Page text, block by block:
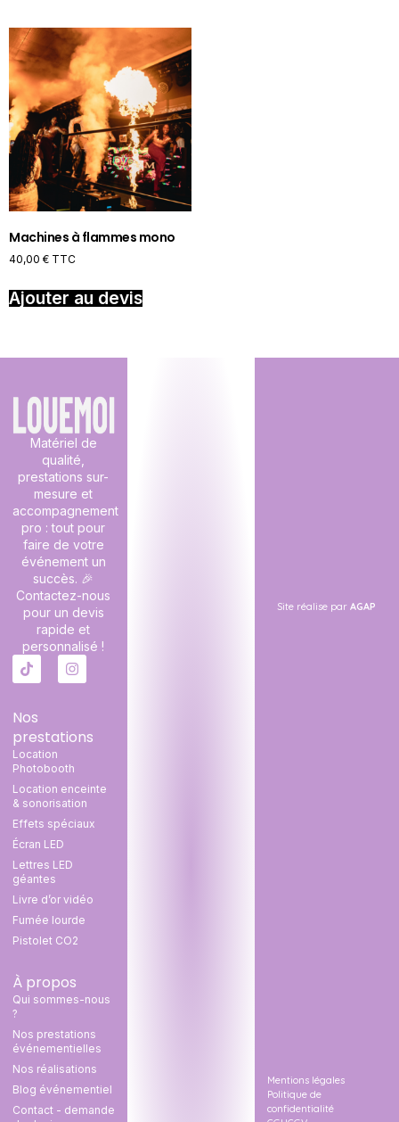
Machines à flammes mono
40,00 € TTC
Ajouter au devis
Matériel de
qualité,
prestations sur-
mesure et
accompagnement
pro : tout pour
faire de votre
événement un
succès. 🎉
Contactez-nous
pour un devis
rapide et
personnalisé !
Nos
prestations
Location
Photobooth
Location enceinte
& sonorisation
Effets spéciaux
Écran LED
Lettres LED
géantes
Livre d’or vidéo
Fumée lourde
Pistolet CO2
À propos
Qui sommes-nous
?
Nos prestations
événementielles
Nos réalisations
Blog événementiel
Contact - demande
Site réalise parAGAP
Mentions légales
Politique de
confidentialité